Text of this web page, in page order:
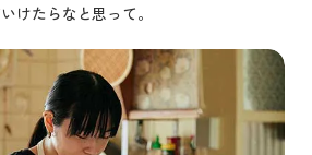
けたらなと思って。